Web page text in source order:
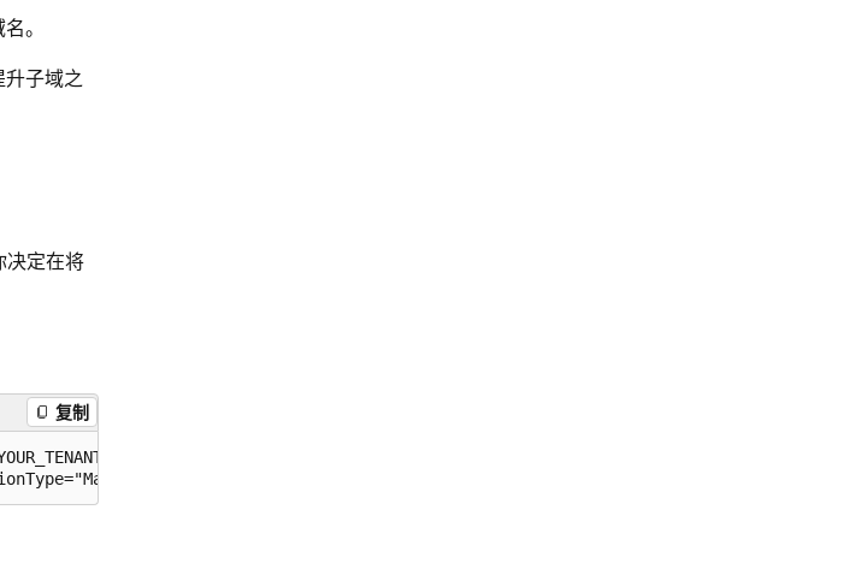
。
升子域之
决定在将
复制
-Scopes "Domain.ReadWrite.All", "Directory.AccessAsUser.All"